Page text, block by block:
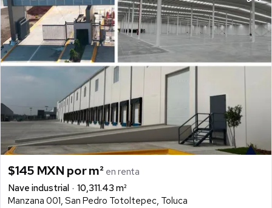
$145 MXN por m² en renta
Nave industrial
10,311.43 m²
Manzana 001, San Pedro Totoltepec, Toluca